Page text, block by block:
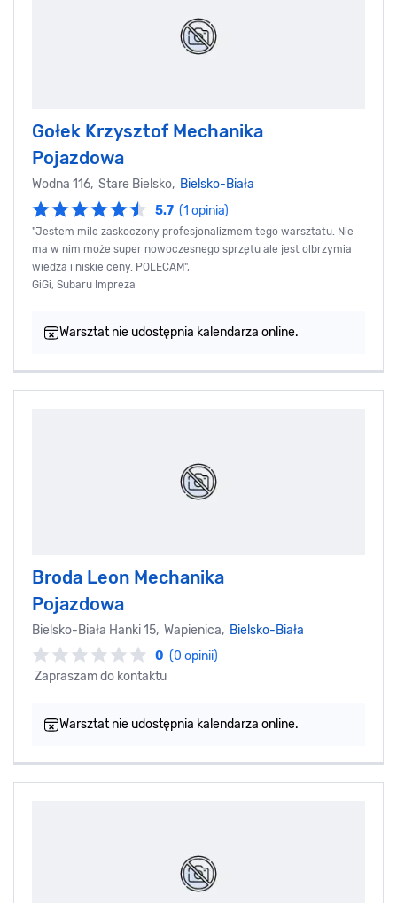
Gołek Krzysztof Mechanika
Pojazdowa
Wodna 116, Stare Bielsko, Bielsko-Biała
5.7 (1 opinia)
"Jestem mile zaskoczony profesjonalizmem tego warsztatu. Nie
ma w nim może super nowoczesnego sprzętu ale jest olbrzymia
wiedza i niskie ceny. POLECAM",
GiGi, Subaru Impreza
Warsztat nie udostępnia kalendarza online.
Broda Leon Mechanika
Pojazdowa
Bielsko-Biała Hanki 15, Wapienica, Bielsko-Biała
0 (0 opinii)
Zapraszam do kontaktu
Warsztat nie udostępnia kalendarza online.